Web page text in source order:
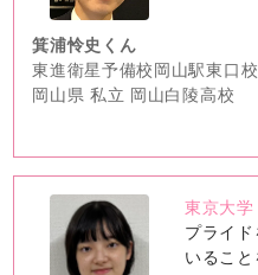
箕浦怜史くん
東進衛星予備校岡山駅東口校
岡山県 私立 岡山白陵高校
no
image
東京大学
プライ
いるこ